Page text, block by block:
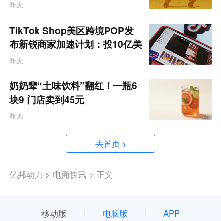
昨天
TikTok Shop美区跨境POP发
布新锐商家加速计划：投10亿美
金资源帮扶四类商家
昨天
奶奶辈“土味饮料”翻红！一瓶6
块9 门店卖到45元
昨天
去首页
亿邦动力 > 电商快讯 > 正文
移动版 电脑版 APP